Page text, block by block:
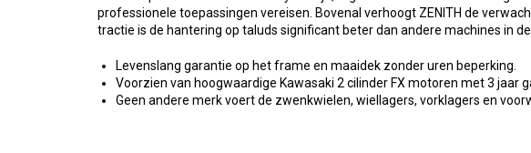
professionele toepassingen vereisen. Bovenal verhoogt ZENITH de
tractie is de hantering op taluds significant beter dan andere machines in
Levenslang garantie op het frame en maaidek zonder uren beperking.
Voorzien van hoogwaardige Kawasaki 2 cilinder FX motoren met 3 jaar
Geen andere merk voert de zwenkwielen, wiellagers, vorklagers en